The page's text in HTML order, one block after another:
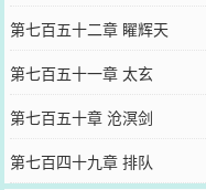
第七百五十二章 矅辉天
第七百五十一章 太玄
第七百五十章 沧溟剑
第七百四十九章 排队